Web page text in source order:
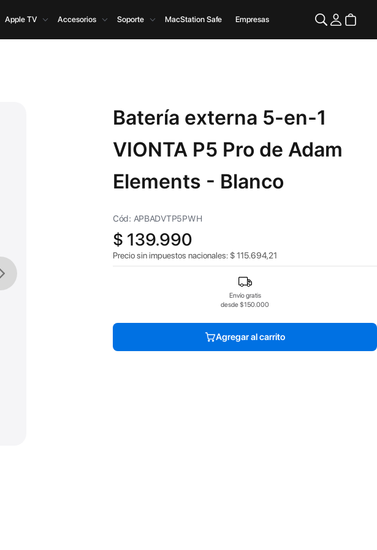
Apple TV Accesorios Soporte MacStation Safe Empresas
Batería externa 5-en-1
VIONTA P5 Pro de Adam
Elements - Blanco
Cód: APBADVTP5PWH
$ 139.990
Precio sin impuestos nacionales: $115.694,21
Envío gratis
desde $150.000
Agregar al carrito